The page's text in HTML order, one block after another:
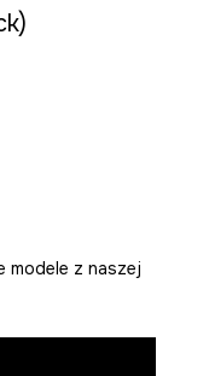
modele z naszej